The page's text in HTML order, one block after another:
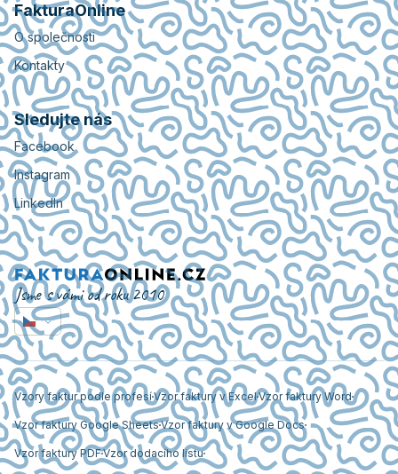
FakturaOnline
O společnosti
Kontakty
Sledujte nás
Facebook
Instagram
LinkedIn
Jsme s vámi od roku 2010
Vzory faktur podle profesíVzor faktury v ExcelVzor faktury Word
Vzor faktury Google SheetsVzor faktury v Google Docs
Vzor faktury PDFVzor dodacího listu